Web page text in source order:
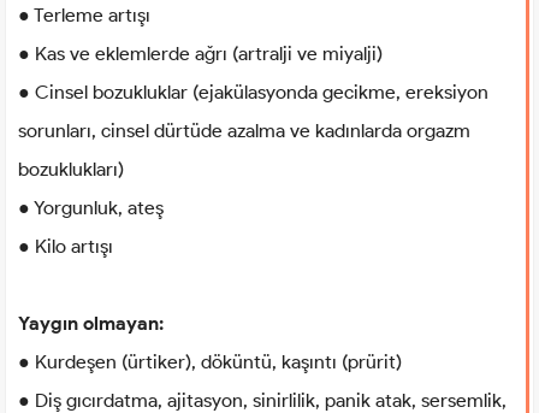
● Terleme artışı
● Kas ve eklemlerde ağrı (artralji ve miyalji)
● Cinsel bozukluklar (ejakülasyonda gecikme, ereksiyon
sorunları, cinsel dürtüde azalma ve kadınlarda orgazm
bozuklukları)
● Yorgunluk, ateş
● Kilo artışı
Yaygın olmayan:
● Kurdeşen (ürtiker), döküntü, kaşıntı (prürit)
● Diş gıcırdatma, ajitasyon, sinirlilik, panik atak, sersemlik,